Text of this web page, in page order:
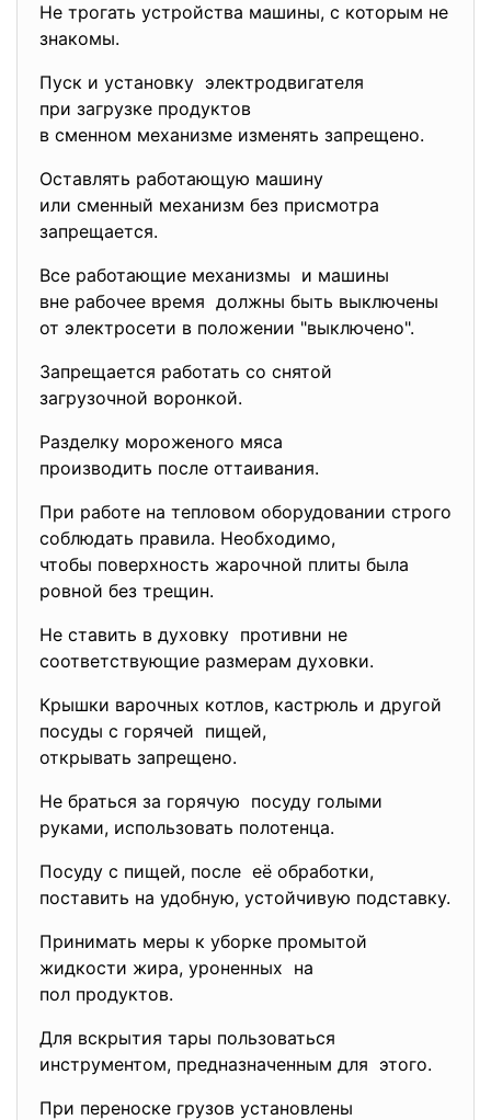
Не трогать устройства машины, с которым не
знакомы.
Пуск и установку электродвигателя
при загрузке продуктов
в сменном механизме изменять запрещено.
Оставлять работающую машину
или сменный механизм без присмотра
запрещается.
Все работающие механизмы и машины
вне рабочее время должны быть выключены
от электросети в положении "выключено".
Запрещается работать со снятой
загрузочной воронкой.
Разделку мороженого мяса
производить после оттаивания.
При работе на тепловом оборудовании строго
соблюдать правила. Необходимо,
чтобы поверхность жарочной плиты была
ровной без трещин.
Не ставить в духовку противни не
соответствующие размерам духовки.
Крышки варочных котлов, кастрюль и другой
посуды с горячей пищей,
открывать запрещено.
Не браться за горячую посуду голыми
руками, использовать полотенца.
Посуду с пищей, после её обработки,
поставить на удобную, устойчивую подставку.
Принимать меры к уборке промытой
жидкости жира, уроненных на
пол продуктов.
Для вскрытия тары пользоваться
инструментом, предназначенным для этого.
При переноске грузов установлены